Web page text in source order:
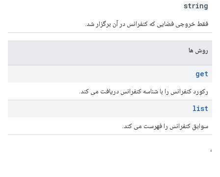
string
فقط خروجی فضایی که کنفرانس در آن برگزار شد.
روش ها
get
رکورد کنفرانس را با شناسه کنفرانس دریافت می کند.
list
سوابق کنفرانس را فهرست می کند.
،